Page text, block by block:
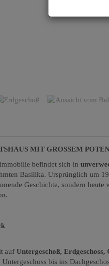
MIT GROSSEM
befindet sich in
Basilika. Ursprünglich um
Geschichte, sondern heute
auf Untergeschoß, Erdgeschoss,
bis ins